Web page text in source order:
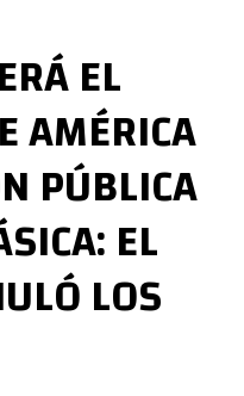
EL
AMÉRICA
PÚBLICA
EL
LOS